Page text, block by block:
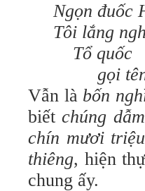
Ngọn đuốc
Tôi lắng
Tổ quốc
gọi
Vẫn là bốn
biếtchúng
chín mươi
thiêng, hiện
chung ấy.